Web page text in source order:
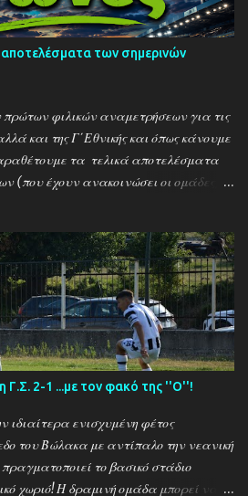
των σημερινών
φιλικών αναμετρήσεων για τις
και της Γ΄Εθνικής και όπως κάνουμε
τα τελικά αποτελέσματα
(που έχουν ανακοινώσει οι ομάδες) ....
2-2 Α.Ο. Καβάλα - Αγ. Αθανάσιος 5-1
0-2 Κ17 ΠΑΟΚ - Προσοτσάνη 2-1
Σερρών 3-0
2-1 ...με τον φακό της ''Ο''!
ιδιαίτερα ενισχυμένη φέτος
του Βώλακα με αντίπαλο την νεανική
το βασικό στάδιο
χωριό! Η δραμινή ομάδα μπορεί να